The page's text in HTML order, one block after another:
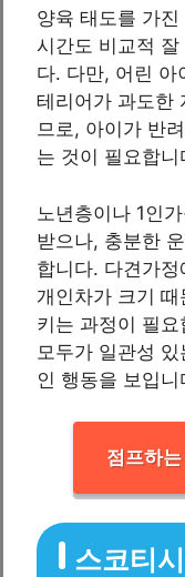
양육 태도를 가
시간도 비교적
다. 다만, 어린 아
테리어가 과도한
므로, 아이가 반
는 것이 필요합니
노년층이나 1인
받으나, 충분한
합니다. 다견가
개인차가 크기
키는 과정이 필
모두가 일관성
인 행동을 보입니
점프하
스코티